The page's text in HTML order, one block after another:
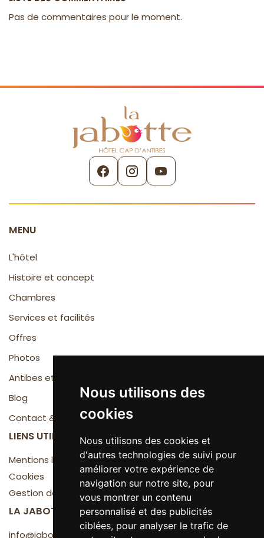
Nous utilisons des
cookies
Nous utilisons des cookies et
d'autres technologies de suivi pour
améliorer votre expérience de
navigation sur notre site, pour
vous montrer un contenu
personnalisé et des publicités
ciblées, pour analyser le trafic de
Pas de commentaires pour le moment.
MENU
L'hôtel
Histoire et concept
Chambres
Services et facilités
Offres
Photos
Antibes et la Côte d'Azur
Blog
Contact & Accès
LIENS UTILES
Mentions légales
Cookies
Gestion des cookies
LA JABOTTE
info@jabotte.com